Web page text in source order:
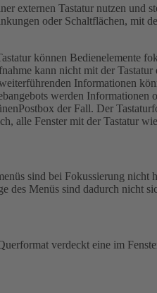
externen Tastatur nutzen
oder Schaltflächen, mit
können Bedienelemente
kann nicht mit der Tastatur
Informationen
werden
der Fall. Der
alle Fenster mit der Tastatur
sind bei Fokussierung nicht
des Menüs sind dadurch nicht
verdeckt eine im